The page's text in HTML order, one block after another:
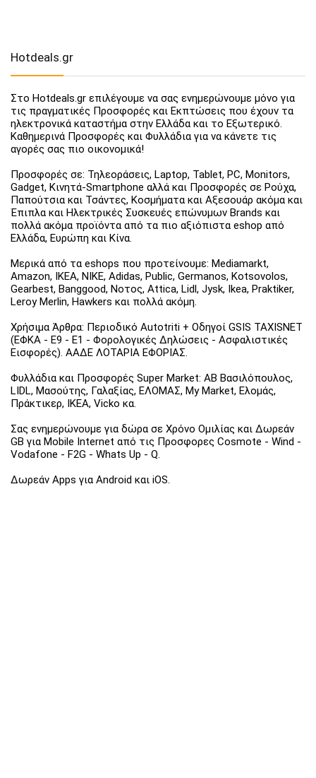
Hotdeals.gr
Στο Hotdeals.gr επιλέγουμε να σας ενημερώνουμε μόνο για
τις πραγματικές Προσφορές και Εκπτώσεις που έχουν τα
ηλεκτρονικά καταστήμα στην Ελλάδα και το Εξωτερικό.
Καθημερινά Προσφορές και Φυλλάδια για να κάνετε τις
αγορές σας πιο οικονομικά!
Προσφορές σε: Τηλεοράσεις, Laptop, Tablet, PC, Monitors,
Gadget, Κινητά-Smartphone αλλά και Προσφορές σε Ρούχα,
Παπούτσια και Τσάντες, Κοσμήματα και Αξεσουάρ ακόμα και
Έπιπλα και Ηλεκτρικές Συσκευές επώνυμων Brands και
πολλά ακόμα προϊόντα από τα πιο αξιόπιστα eshop από
Ελλάδα, Ευρώπη και Κίνα.
Μερικά από τα eshops που προτείνουμε: Mediamarkt,
Amazon, IKEA, NIKE, Adidas, Public, Germanos, Kotsovolos,
Gearbest, Banggood, Νοτος, Attica, Lidl, Jysk, Ikea, Praktiker,
Leroy Merlin, Hawkers και πολλά ακόμη.
Χρήσιμα Άρθρα: Περιοδικό Autotriti + Οδηγοί GSIS TAXISNET
(ΕΦΚΑ - Ε9 - Ε1 - Φορολογικές Δηλώσεις - Ασφαλιστικές
Εισφορές). ΑΑΔΕ ΛΟΤΑΡΙΑ ΕΦΟΡΙΑΣ.
Φυλλάδια και Προσφορές Super Market: ΑΒ Βασιλόπουλος,
LIDL, Μασούτης, Γαλαξίας, ΕΛΟΜΑΣ, My Market, Ελομάς,
Πράκτικερ, ΙΚΕΑ, Vicko κα.
Σας ενημερώνουμε για δώρα σε Χρόνο Ομιλίας και Δωρεάν
GB για Mobile Internet από τις Προσφορες Cosmote - Wind -
Vodafone - F2G - Whats Up - Q.
Δωρεάν Apps για Android και iOS.